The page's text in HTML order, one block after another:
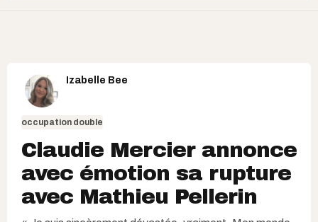
Izabelle Bee
occupation double
Claudie Mercier annonce
avec émotion sa rupture
avec Mathieu Pellerin